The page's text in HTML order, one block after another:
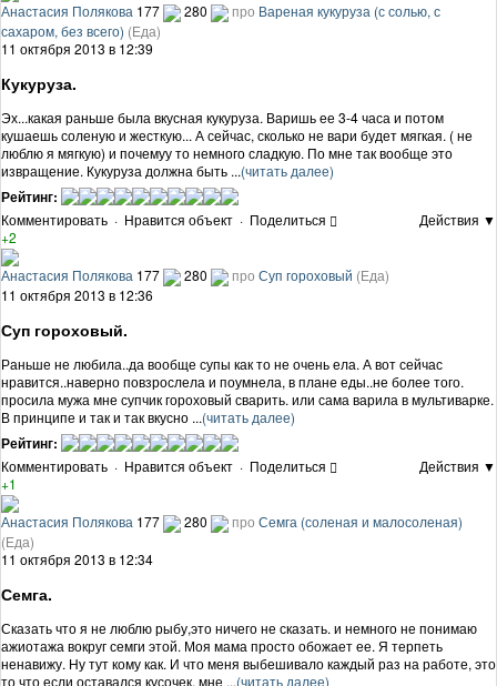
Анастасия Полякова 177 280 про Вареная кукуруза (с солью, с
сахаром, без всего) (Еда)
11 октября 2013 в 12:39
Кукуруза.
Эх...какая раньше была вкусная кукуруза. Варишь ее 3-4 часа и потом
кушаешь соленую и жесткую... А сейчас, сколько не вари будет мягкая. ( не
люблю я мягкую) и почемуу то немного сладкую. По мне так вообще это
извращение. Кукуруза должна быть ...(читать далее)
Рейтинг:
Комментировать · Нравится объект · Поделиться
Действия ▼
+2
Анастасия Полякова 177 280 про Суп гороховый (Еда)
11 октября 2013 в 12:36
Суп гороховый.
Раньше не любила..да вообще супы как то не очень ела. А вот сейчас
нравится..наверно повзрослела и поумнела, в плане еды..не более того.
просила мужа мне супчик гороховый сварить. или сама варила в мультиварке.
В принципе и так и так вкусно ...(читать далее)
Рейтинг:
Комментировать · Нравится объект · Поделиться
Действия ▼
+1
Анастасия Полякова 177 280 про Семга (соленая и малосоленая)
(Еда)
11 октября 2013 в 12:34
Семга.
Сказать что я не люблю рыбу,это ничего не сказать. и немного не понимаю
ажиотажа вокруг семги этой. Моя мама просто обожает ее. Я терпеть
ненавижу. Ну тут кому как. И что меня выбешивало каждый раз на работе, это
то что если оставался кусочек, мне ...(читать далее)